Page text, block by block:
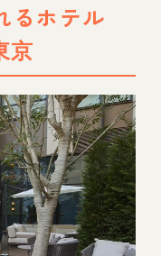
るホテル
京